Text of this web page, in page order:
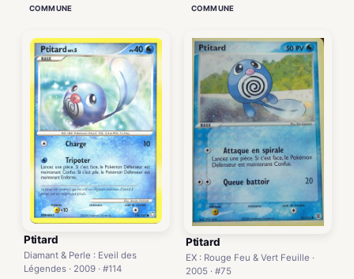
COMMUNE COMMUNE
Ptitard
Diamant & Perle : Eveil des
Légendes · 2009 · #114
Ptitard
EX : Rouge Feu & Vert Feuille ·
2005 · #75